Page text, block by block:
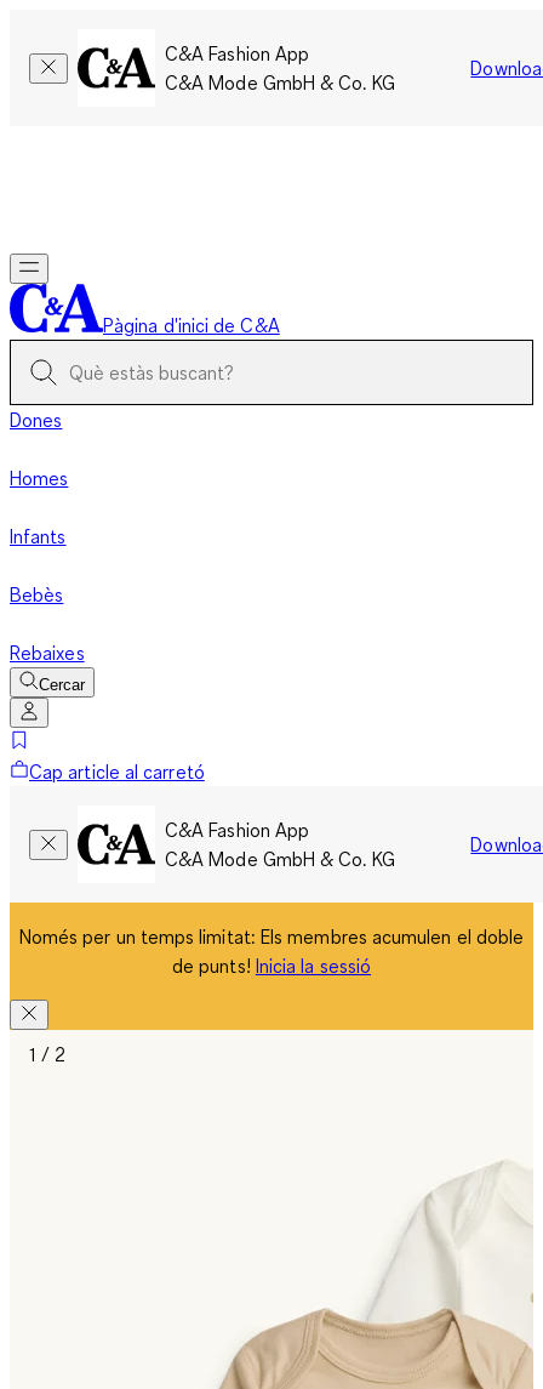
C&A Fashion App
C&A Mode GmbH & Co. KG
Pàgina d'inici de C&A
Dones
Homes
Infants
Bebès
Rebaixes
Cercar
Cap article al carretó
C&A Fashion App
C&A Mode GmbH & Co. KG
Només per un temps limitat: Els membres acumulen el doble
de punts! Inicia la sessió
1 / 2